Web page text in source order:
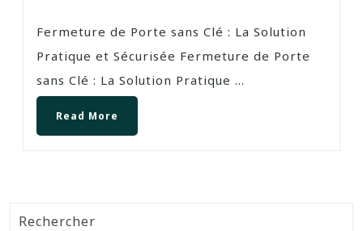
Fermeture de Porte sans Clé : La Solution
Pratique et Sécurisée Fermeture de Porte
sans Clé : La Solution Pratique ...
Read More
Rechercher